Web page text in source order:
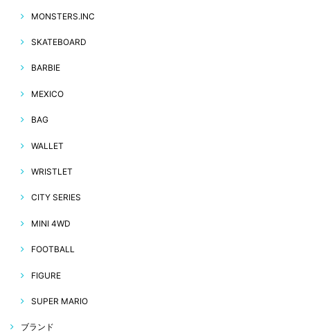
MONSTERS.INC
SKATEBOARD
BARBIE
MEXICO
BAG
WALLET
WRISTLET
CITY SERIES
MINI 4WD
FOOTBALL
FIGURE
SUPER MARIO
ブランド